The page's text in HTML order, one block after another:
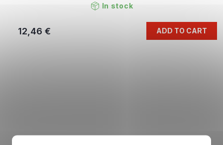
In stock
12,46 € ADD TO CART